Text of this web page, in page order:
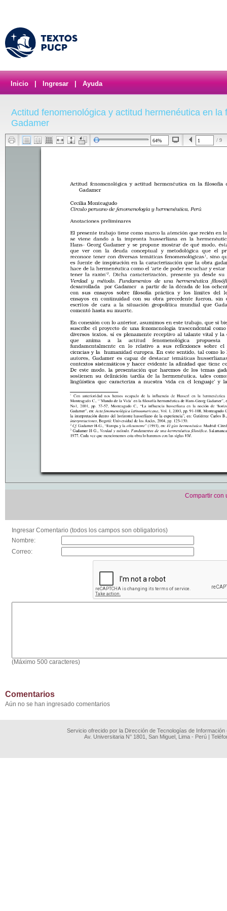
Inicio Ingresar Ayuda
Actitud fenomenológica y actitud hermenéutica en la
Gadamer
/ 9
Compartir con
Ingresar Comentario (todos los campos son obligatorios)
Nombre:
Correo:
(Máximo 500 caracteres)
Comentarios
Aún no se han ingresado comentarios
Servicio ofrecido por la Dirección de Tecnologías de
Av. Universitaria N° 1801, San Miguel, Lima - Perú |